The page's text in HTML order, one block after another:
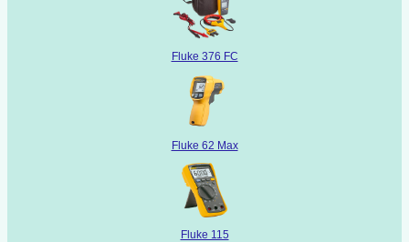
Fluke 376 FC
Fluke 62 Max
Fluke 115